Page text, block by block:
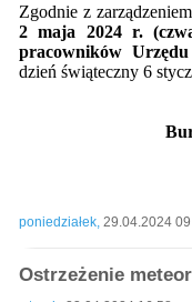
Zgodnie z
2 maja 2024 r.
pracowników
dzień świąteczny 6
poniedziałek, 29.04.2024
Ostrzeżenie